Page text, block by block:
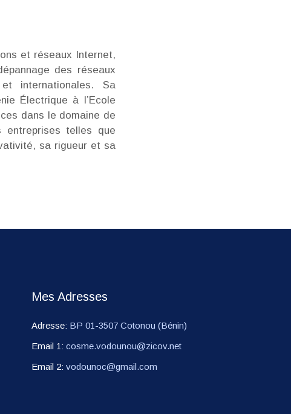
et réseaux Internet,
des réseaux
internationales. Sa
Électrique à l’Ecole
dans le domaine de
telles que
sa rigueur et sa
Mes Adresses
Adresse: BP 01-3507 Cotonou (Bénin)
Email 1:cosme.vodounou@zicov.net
Email 2:vodounoc@gmail.com